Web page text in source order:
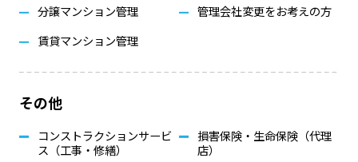
分譲マンション管理
賃貸マンション管理
管理会社変更をお考えの方
その他
コンストラクションサービ
ス（工事・修繕）
損害保険・生命保険（代理
店）